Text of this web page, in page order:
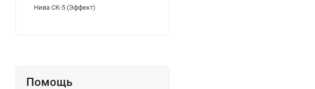
Нива СК-5 (Эффект)
Помощь